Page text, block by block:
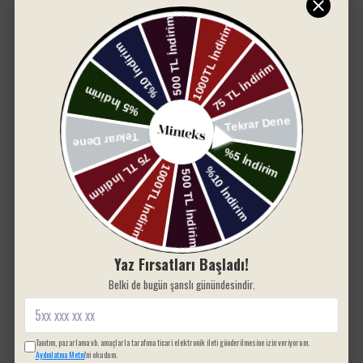
1 adet banyo havlusu
Özellikler:
%100 pamuk dokuma:Doğal, sağlıklı ve yumuşak
bir his sunar.
Dantel detaylı tasarım:Şık ve estetik
görünümüyle fark yaratır.
Renk:
Kirli Somon
Kendiniz ya da sevdikleriniz için ideal bir tercih
olan bu setle banyonuza kalite ve estetik katın.
Şimdi sipariş vererek bu konforu keşfedin!
Yorum bulunamadı
SIZIN İÇIN SEÇTIKLERIMIZ
Yaz Fırsatları Başladı!
Belki de bugün şanslı günündesindir.
Tanıtım, pazarlama vb. amaçlarla tarafıma ticari elektronik ileti gönderilmesine izin veriyorum.
Aydınlatma Metni'ni okudum.